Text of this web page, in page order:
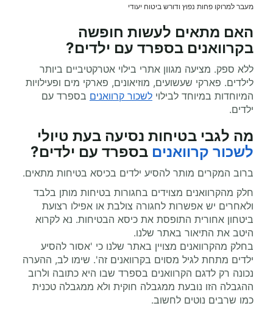
מעבר למרוקו פחות נפוץ ודורש ביטוח יעודי
האם מתאים לעשות חופשה
בקרוואנים בספרד עם ילדים?
ללא ספק. מציעה מגוון אתרי בילוי אטרקטיביים ביותר
לילדים. פארקי שעשועים, מוזיאונים, פארקי מים ופעילויות
המיוחדות במיוחד לבילוי לשכור קרוואנים בספרד עם
ילדים.
מה לגבי בטיחות נסיעה בעת טיולי
לשכור קרוואנים בספרד עם ילדים?
ברוב המקרים מותר להסיע ילדים בכיסא בטיחות מתאים.
חלק מהקרוואנים מצוידים בחגורות בטיחות מותן בלבד
ולאחרים יש אפשרות לחגורה צולבת או אפילו רצועת
ביטחון אחורית התופסת את כיסא הבטיחות. נא לקרוא
היטב את התיאור באתר שלנו.
בחלק מהקרוואנים מצויין באתר שלנו כי 'אסור להסיע
ילדים מתחת לגיל מסוים בקרוואנים זה'. שימו לב, ההערה
נכונה רק לדגם הקרוואנים בספרד שבו היא כתובה ולרוב
ההגבלה הזו נובעת ממגבלה חוקית ולא ממגבלה טכנית
כמו שרבים נוטים לחשוב.